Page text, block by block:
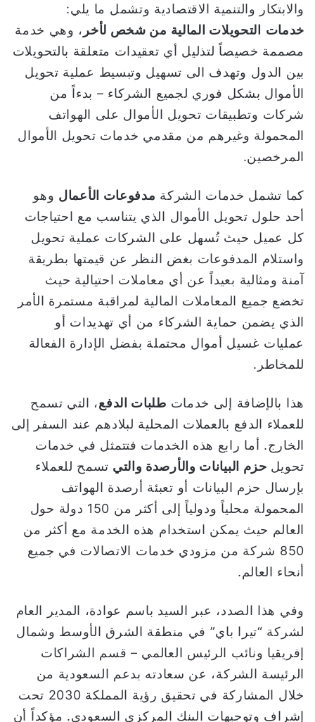
والابتكار والتنمية الاقتصادية وتشمل ما يلي:
خدمات
التحويلات المالية من شخص لأخر ، وهي خدمة
مصممة خصيصاً لتذليل أي تعقيدات متعلقة بالتحويلات
بين الدول وتهدف الى تسهيل وتبسيط عملية تحويل
الأموال بشكل فوري لجميع الشركاء – بدءاً من
شركات وتطبيقات تحويل الأموال على الهواتف
المحمولة وغيرهم من مقدمي خدمات تحويل الأموال
المرخصين.
كما تشمل خدمات الشركة مدفوعات الأعمال وهو
أحد حلول تحويل الأموال الذي يتناسب مع احتياجات
كل عميل حيث تُسهل على الشركات عملية تحويل
واستلام المدفوعات بغض النظر عن قيمتها بطريقة
آمنة ومثالية بعيداً عن أي معاملات احتيالية حيث
تخضع جميع المعاملات المالية لمراقبة مستمرة الأمر
الذي يضمن حماية الشركاء من أي تهديدات أو
عمليات غسيل أموال محتملة بفضل الإدارة الفعالة
للمخاطر.
هذا بالإضافة إلى خدمات طلبات الدفع، التي تسمح
للعملاء الدفع بالعملات المحلية لبلادهم عند السفر إلى
الخارج. أما رابع هذه الخدمات فتتمثل في خدمات
تحويل حزم البيانات والأرصدة والتي تسمح للعملاء
بإرسال حزم البيانات أو تعبئة أرصدة الهواتف
المحمولة محلياً ودولياً إلى أكثر من 150 دولة حول
العالم حيث يمكن استخدام هذه الخدمة مع أكثر من
850 شركة من مزودي خدمات الاتصالات في جميع
أنحاء العالم.
وفي هذا الصدد، عبر السيد باسم عوادة، المدير العام
لشركة “تيرا باي” في منطقة الشرق الأوسط وشمال
إفريقيا ونائب الرئيس العالمي – قسم الشراكات
الرئيسة الشركة، عن سعادته بدعم السعودية من
خلال المشاركة في تحقيق رؤية المملكة 2030 تحت
إشراف وتوجيهات البنك المركزي السعودي. مؤكداً أن